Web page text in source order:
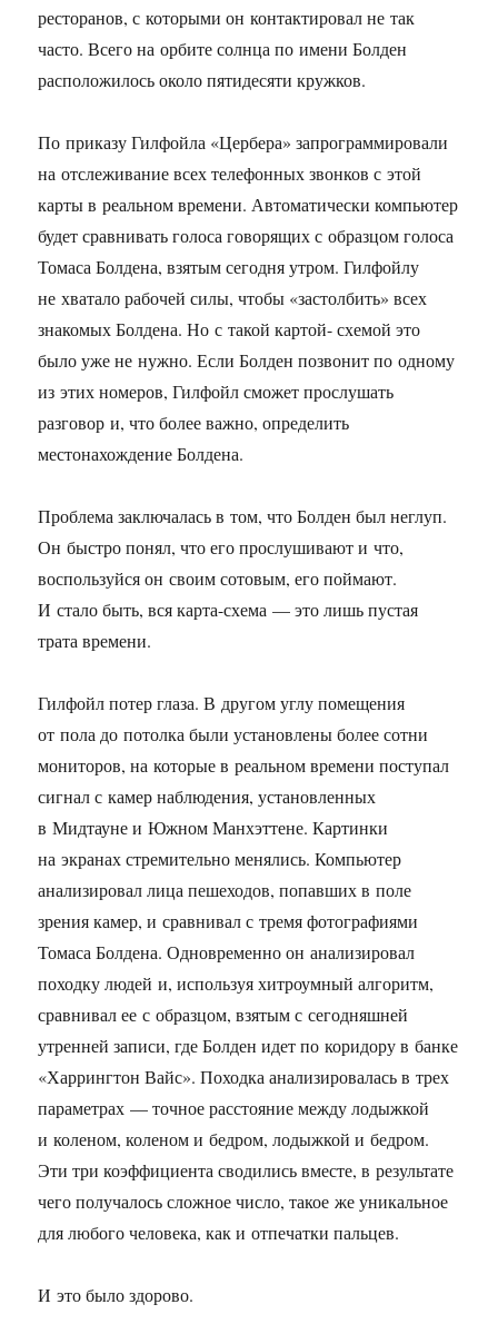
ресторанов, с которыми он контактировал не так
часто. Всего на орбите солнца по имени Болден
расположилось около пятидесяти кружков.
По приказу Гилфойла «Цербера» запрограммировали
на отслеживание всех телефонных звонков с этой
карты в реальном времени. Автоматически компьютер
будет сравнивать голоса говорящих с образцом голоса
Томаса Болдена, взятым сегодня утром. Гилфойлу
не хватало рабочей силы, чтобы «застолбить» всех
знакомых Болдена. Но с такой картой- схемой это
было уже не нужно. Если Болден позвонит по одному
из этих номеров, Гилфойл сможет прослушать
разговор и, что более важно, определить
местонахождение Болдена.
Проблема заключалась в том, что Болден был неглуп.
Он быстро понял, что его прослушивают и что,
воспользуйся он своим сотовым, его поймают.
И стало быть, вся карта-схема — это лишь пустая
трата времени.
Гилфойл потер глаза. В другом углу помещения
от пола до потолка были установлены более сотни
мониторов, на которые в реальном времени поступал
сигнал с камер наблюдения, установленных
в Мидтауне и Южном Манхэттене. Картинки
на экранах стремительно менялись. Компьютер
анализировал лица пешеходов, попавших в поле
зрения камер, и сравнивал с тремя фотографиями
Томаса Болдена. Одновременно он анализировал
походку людей и, используя хитроумный алгоритм,
сравнивал ее с образцом, взятым с сегодняшней
утренней записи, где Болден идет по коридору в банке
«Харрингтон Вайс». Походка анализировалась в трех
параметрах — точное расстояние между лодыжкой
и коленом, коленом и бедром, лодыжкой и бедром.
Эти три коэффициента сводились вместе, в результате
чего получалось сложное число, такое же уникальное
для любого человека, как и отпечатки пальцев.
И это было здорово.